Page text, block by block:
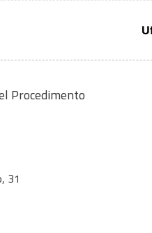
Procedimento
31